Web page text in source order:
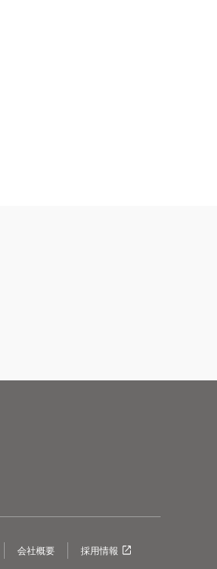
会社概要 採用情報